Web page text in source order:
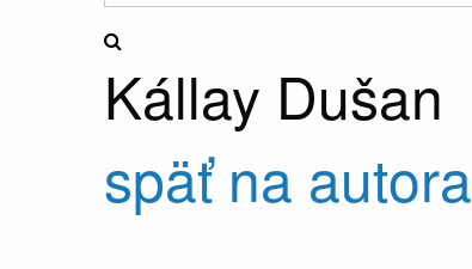
Kállay Dušan
späť na autora